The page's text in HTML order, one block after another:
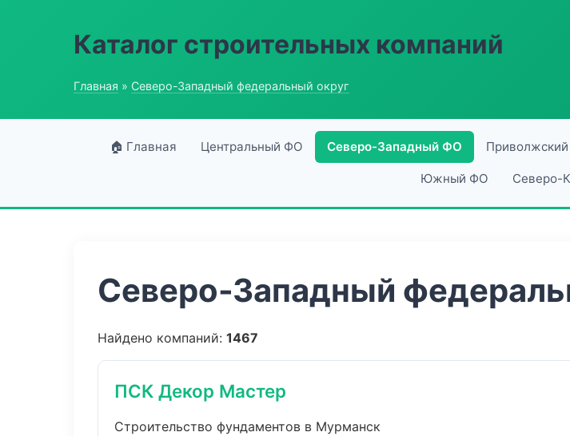
Каталог строительных компаний
Главная » Северо-Западный федеральный округ
🏠 Главная Центральный ФО Северо-Западный ФО
Южный ФО Северо-
Северо-Западный
Найдено компаний: 1467
ПСК Декор Мастер
Строительство фундаментов в Мурманск